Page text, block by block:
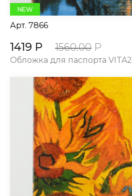
NEW
Арт. 7866
1419 Р 1560.00 Р
Обложка для паспорта VITA2